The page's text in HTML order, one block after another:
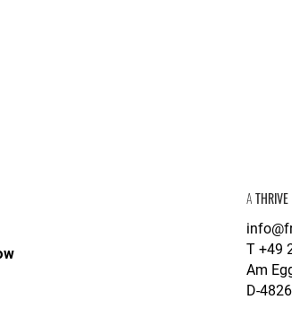
ATHRIVE
T +49
Am
D-